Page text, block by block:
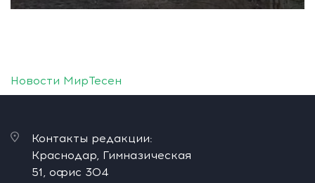
Новости МирТесен
Контакты редакции:
Краснодар, Гимназическая
51, офис 304